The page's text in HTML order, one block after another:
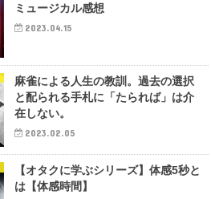
ミュージカル感想
2023.04.15
麻雀による人生の教訓。過去の選択
と配られる手札に「たられば」は介
在しない。
2023.02.05
【オタクに学ぶシリーズ】体感5秒と
は【体感時間】